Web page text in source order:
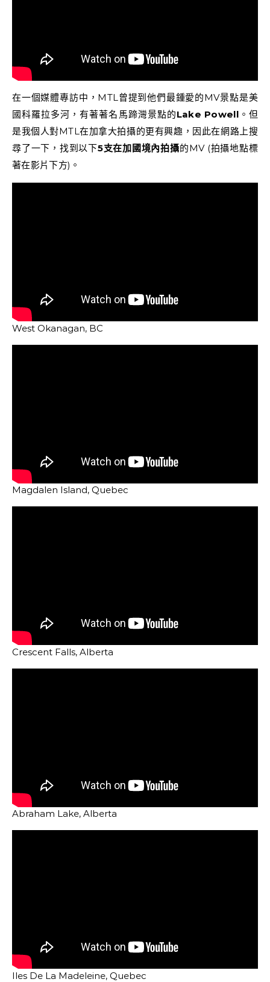
在一個媒體專訪中，MTL曾提到他們最鍾愛的MV景點是美
國科羅拉多河，有著著名馬蹄灣景點的Lake Powell。但
是我個人對MTL在加拿大拍攝的更有興趣，因此在網路上搜
尋了一下，找到以下5支在加國境內拍攝的MV (拍攝地點標
著在影片下方)。
West Okanagan, BC
Magdalen Island, Quebec
Crescent Falls, Alberta
Abraham Lake, Alberta
Iles De La Madeleine, Quebec